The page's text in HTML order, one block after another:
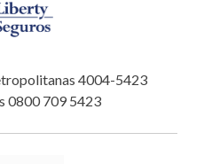
4004-5423
0800 709 5423